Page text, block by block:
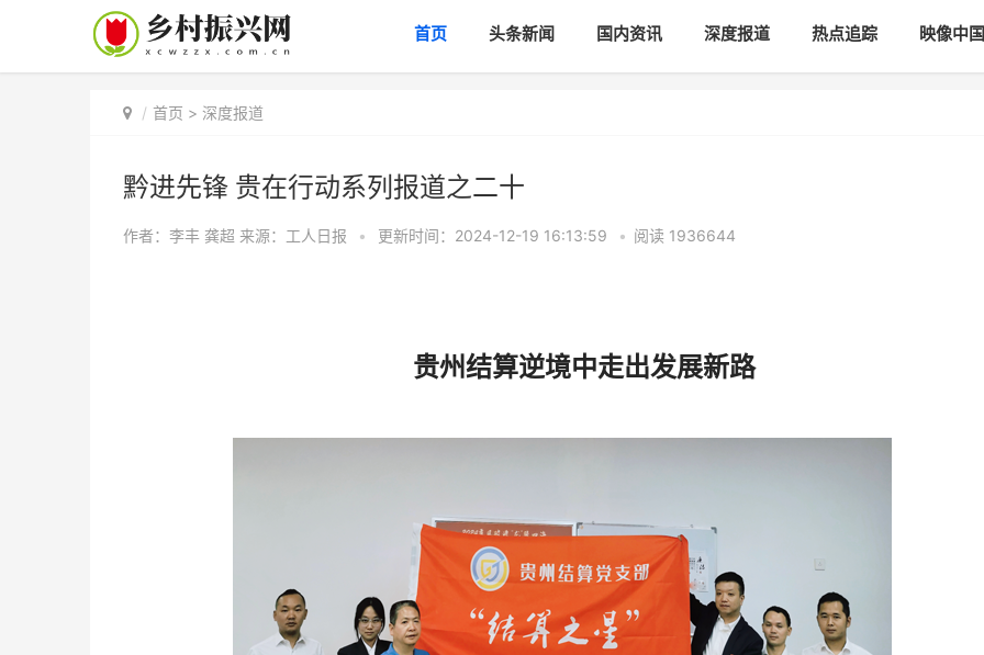
首页 头条新闻 国内资讯 深度报道 热点追踪 映像中国
首页 > 深度报道
黔进先锋 贵在行动系列报道之二十
作者：李丰 龚超 来源：工人日报 • 更新时间：2024-12-19 16:13:59 • 阅读 1936644
贵州结算逆境中走出发展新路